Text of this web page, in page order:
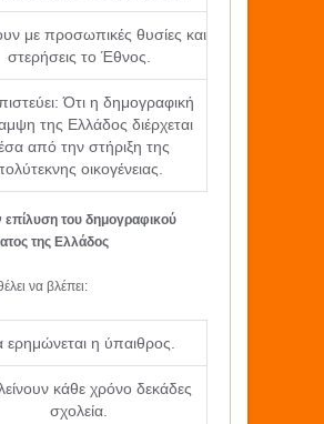
με προσωπικές θυσίες και
στερήσεις το Έθνος.
πιστεύει: Ότι η δημογραφική
της Ελλάδος διέρχεται
από την στήριξη της
οικογένειας.
επίλυση του δημογραφικού
της Ελλάδος
να βλέπει:
ερημώνεται η ύπαιθρος.
κάθε χρόνο δεκάδες
σχολεία.